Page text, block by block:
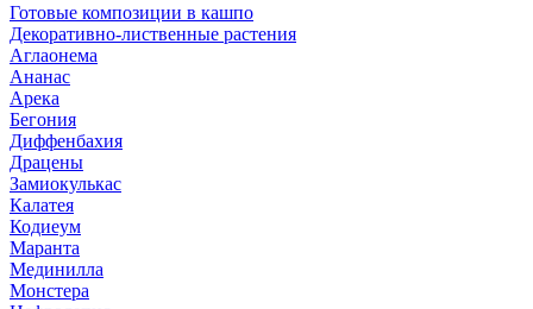
Готовые композиции в кашпо
Декоративно-лиственные растения
Аглаонема
Ананас
Арека
Бегония
Диффенбахия
Драцены
Замиокулькас
Калатея
Кодиеум
Маранта
Мединилла
Монстера